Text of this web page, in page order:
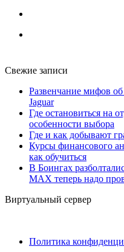
Свежие записи
Развенчание мифов
Jaguar
Где остановиться на
особенности выбора
Где и как добывают
Курсы финансового
как обучиться
В Боингах
MAX теперь надо
Виртуальный сервер
Политика